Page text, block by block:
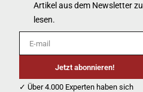
Artikel aus dem Newsletter zu
lesen.
E-mail
Jetzt abonnieren!
✓ Über 4.000 Experten haben sich